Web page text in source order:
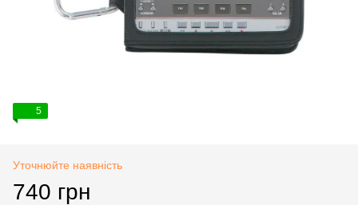
5
Уточнюйте наявність
740 грн